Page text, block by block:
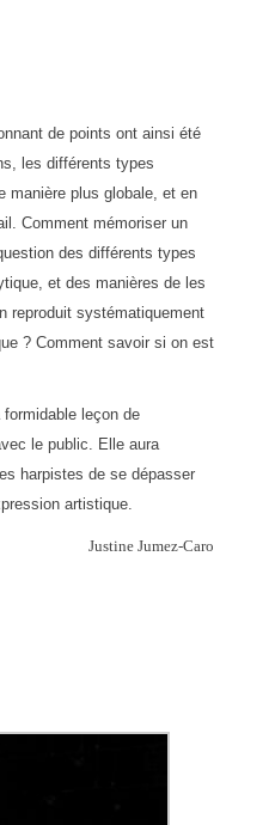
de points ont ainsi été
les différents types
manière plus globale, et en
Comment mémoriser un
des différents types
et des manières de les
reproduit systématiquement
? Comment savoir si on est
leçon de
le public. Elle aura
harpistes de se dépasser
artistique.
Justine Jumez-Caro